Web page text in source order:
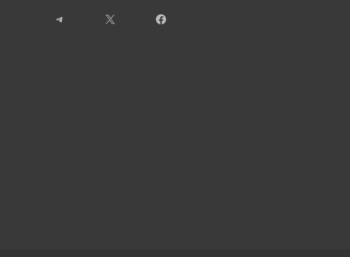
Facebook
X
Telegram